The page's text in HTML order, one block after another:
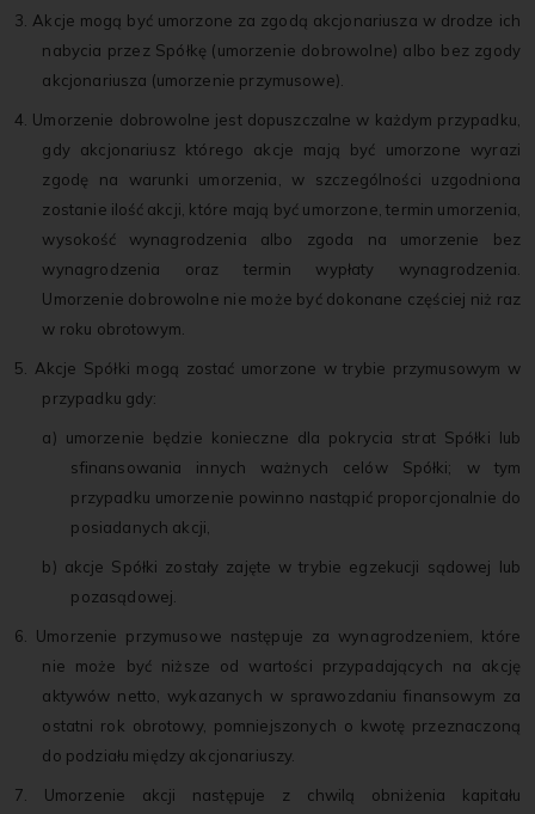
3. Akcje mogą być umorzone za zgodą akcjonariusza w drodze ich
nabycia przez Spółkę (umorzenie dobrowolne) albo bez zgody
akcjonariusza (umorzenie przymusowe).
4. Umorzenie dobrowolne jest dopuszczalne w każdym przypadku,
gdy akcjonariusz którego akcje mają być umorzone wyrazi
zgodę na warunki umorzenia, w szczególności uzgodniona
zostanie ilość akcji, które mają być umorzone, termin umorzenia,
wysokość wynagrodzenia albo zgoda na umorzenie bez
wynagrodzenia oraz termin wypłaty wynagrodzenia.
Umorzenie dobrowolne nie może być dokonane częściej niż raz
w roku obrotowym.
5. Akcje Spółki mogą zostać umorzone w trybie przymusowym w
przypadku gdy:
a) umorzenie będzie konieczne dla pokrycia strat Spółki lub
sfinansowania innych ważnych celów Spółki; w tym
przypadku umorzenie powinno nastąpić proporcjonalnie do
posiadanych akcji,
b) akcje Spółki zostały zajęte w trybie egzekucji sądowej lub
pozasądowej.
6. Umorzenie przymusowe następuje za wynagrodzeniem, które
nie może być niższe od wartości przypadających na akcję
aktywów netto, wykazanych w sprawozdaniu finansowym za
ostatni rok obrotowy, pomniejszonych o kwotę przeznaczoną
do podziału między akcjonariuszy.
7. Umorzenie akcji następuje z chwilą obniżenia kapitału